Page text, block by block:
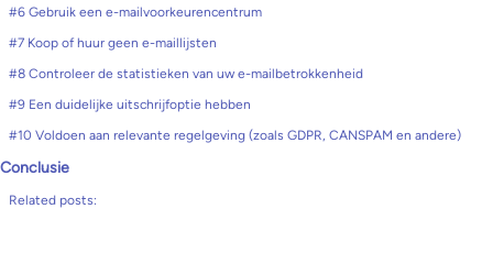
#6 Gebruik een e-mailvoorkeurencentrum
#7 Koop of huur geen e-maillijsten
#8 Controleer de statistieken van uw e-mailbetrokkenheid
#9 Een duidelijke uitschrijfoptie hebben
#10 Voldoen aan relevante regelgeving (zoals GDPR, CANSPAM en andere)
Conclusie
Related posts: